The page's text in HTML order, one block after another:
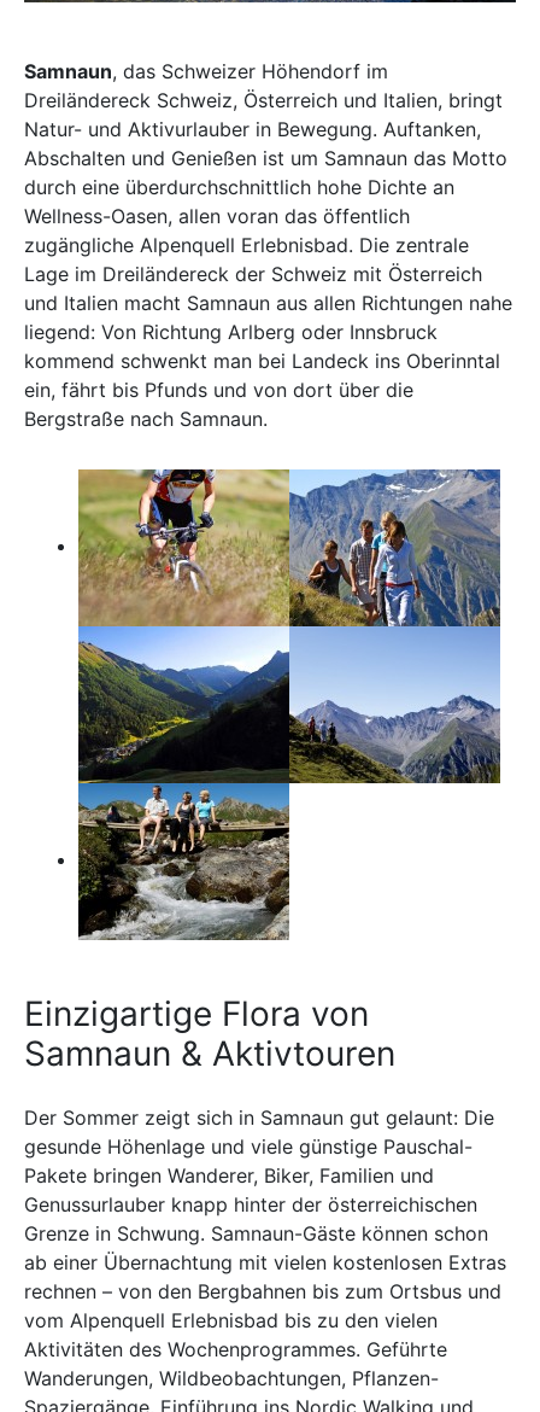
Samnaun, das Schweizer Höhendorf im
Dreiländereck Schweiz, Österreich und Italien, bringt
Natur- und Aktivurlauber in Bewegung. Auftanken,
Abschalten und Genießen ist um Samnaun das Motto
durch eine überdurchschnittlich hohe Dichte an
Wellness-Oasen, allen voran das öffentlich
zugängliche Alpenquell Erlebnisbad. Die zentrale
Lage im Dreiländereck der Schweiz mit Österreich
und Italien macht Samnaun aus allen Richtungen nahe
liegend: Von Richtung Arlberg oder Innsbruck
kommend schwenkt man bei Landeck ins Oberinntal
ein, fährt bis Pfunds und von dort über die
Bergstraße nach Samnaun.
Einzigartige Flora von
Samnaun & Aktivtouren
Der Sommer zeigt sich in Samnaun gut gelaunt: Die
gesunde Höhenlage und viele günstige Pauschal-
Pakete bringen Wanderer, Biker, Familien und
Genussurlauber knapp hinter der österreichischen
Grenze in Schwung. Samnaun-Gäste können schon
ab einer Übernachtung mit vielen kostenlosen Extras
rechnen – von den Bergbahnen bis zum Ortsbus und
vom Alpenquell Erlebnisbad bis zu den vielen
Aktivitäten des Wochenprogrammes. Geführte
Wanderungen, Wildbeobachtungen, Pflanzen-
Spaziergänge, Einführung ins Nordic Walking und